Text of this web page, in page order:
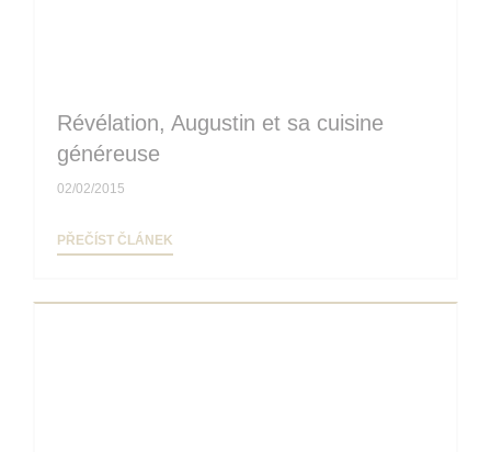
Révélation, Augustin et sa cuisine
généreuse
02/02/2015
PŘEČÍST ČLÁNEK